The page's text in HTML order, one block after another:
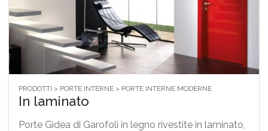
PRODOTTI > PORTE INTERNE > PORTE INTERNE MODERNE
In laminato
Porte Gidea di Garofoli in legno rivestite in laminato,